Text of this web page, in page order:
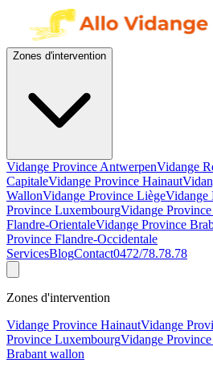
Zones d'intervention
Vidange Province AntwerpenVidange
CapitaleVidange Province Hainaut
WallonVidange Province LiègeVidange
Province LuxembourgVidange
Flandre-OrientaleVidange Province
Province Flandre-Occidentale
ServicesBlogContact0472/78.78.78
Zones d'intervention
Vidange Province HainautVidange
Province LuxembourgVidange
Brabant wallon